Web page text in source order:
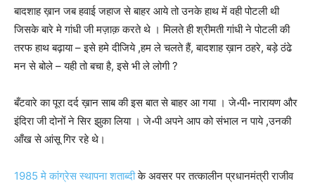
बादशाह ख़ान जब हवाई जहाज से बाहर आये तो उनके हाथ में वही पोटली थी
जिसके बारे मे गांधी जी मज़ाक़ करते थे । मिलते ही श्रीमती गांधी ने पोटली की
तरफ हाथ बढ़ाया – इसे हमे दीजिये ,हम ले चलते हैं, बादशाह ख़ान ठहरे, बड़े ठंढे
मन से बोले – यही तो बचा है, इसे भी ले लोगी ?
बँटवारे का पूरा दर्द ख़ान साब की इस बात से बाहर आ गया । जे॰पी॰ नारायण और
इंदिरा जी दोनों ने सिर झुका लिया । जे॰पी अपने आप को संभाल न पाये ,उनकी
आँख से आंसू गिर रहे थे।
1985 मे कांग्रेस स्थापना शताब्दीके अवसर पर तत्कालीन प्रधानमंत्री राजीव